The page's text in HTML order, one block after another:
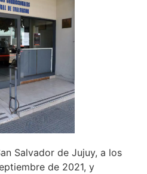
Salvador de Jujuy, a los
de 2021, y